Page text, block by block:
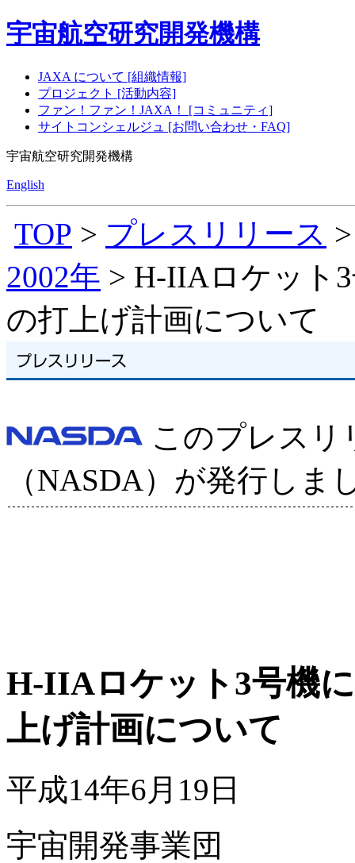
宇宙航空研究開発機構
JAXA について [組織情報]
プロジェクト [活動内容]
ファン！ファン！JAXA！ [コミュニティ]
サイトコンシェルジュ [お問い合わせ・FAQ]
宇宙航空研究開発機構
English
TOP > プレスリリース
2002年 > H-IIAロケット
の打上げ計画について
このプレスリ
（NASDA）が発行しま
H-IIAロケット3号機
上げ計画について
平成14年6月19日
宇宙開発事業団